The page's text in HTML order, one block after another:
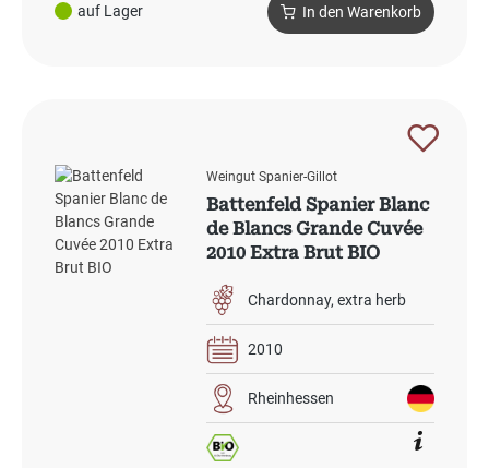
auf Lager In den Warenkorb
Weingut Spanier-Gillot
Battenfeld Spanier Blanc
de Blancs Grande Cuvée
2010 Extra Brut BIO
Chardonnay extra herb
2010
Rheinhessen